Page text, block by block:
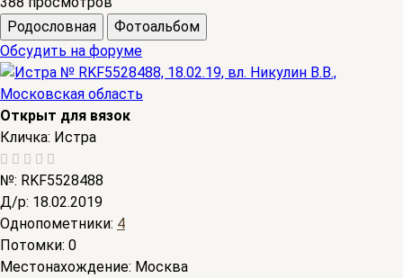
Родословная
Фотоальбом
Обсудить на форуме
Открыт для вязок
Кличка: Истра
№: RKF5528488
Д/р: 18.02.2019
Однопометники: 4
Потомки: 0
Местонахождение: Москва